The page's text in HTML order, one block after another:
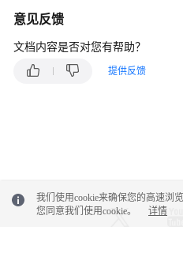
VPN
经
版
终
意见反馈
文档内容是否对您有帮助？
提供反馈
我们使用cookie来确保您的高速浏
您同意我们使用cookie。
详情